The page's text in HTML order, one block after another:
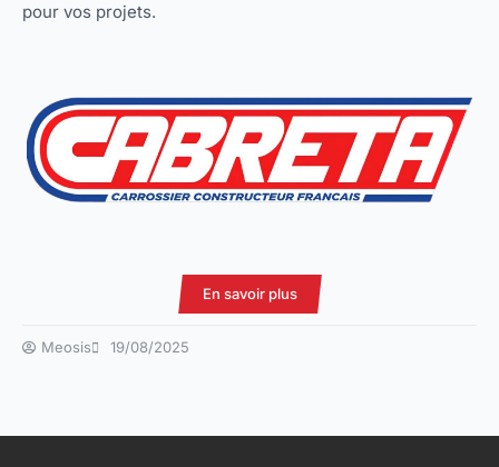
pour vos projets.
En savoir plus
Meosis 19/08/2025